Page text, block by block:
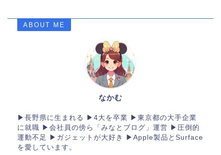
ABOUT ME
なかむ
▶長野県に生まれる ▶4大を卒業 ▶東京都の大手企業
に就職 ▶会社員の傍ら「みなとブログ」運営 ▶︎圧倒的
運動不足 ▶︎ガジェットが大好き ▶︎Apple製品とSurface
を愛しています。